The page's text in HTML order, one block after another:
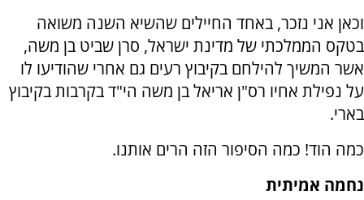
וכאן אני נזכר, באחד החיילים שהשיא השנה משואה
בטקס הממלכתי של מדינת ישראל, סרן שביט בן משה,
אשר המשיך להילחם בקיבוץ רעים גם אחרי שהודיעו לו
על נפילת אחיו רס"ן אריאל בן משה הי"ד בקרבות בקיבוץ
בארי.
כמה הוד! כמה הסיפור הזה הרים אותנו.
נחמה אמיתית